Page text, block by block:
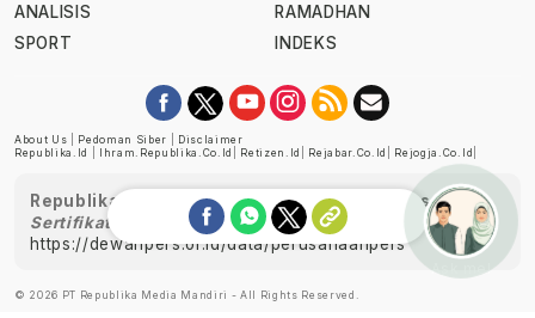
ANALISIS
SPORT
RAMADHAN
INDEKS
About Us Pedoman Siber
Disclaimer
Republika.id
Ihram.republika.co.id Retizen.id Rejabar.co.id Rejogja.co.id
Republika telah diverifikasi oleh Dewan Pers
Sertifikat Nomor 1058/DP-Verifikasi/K/XII/2022
https://dewanpers.or.id/data/perusahaanpers
© 2026 PT Republika Media Mandiri - All Rights Reserved.
Ask me!